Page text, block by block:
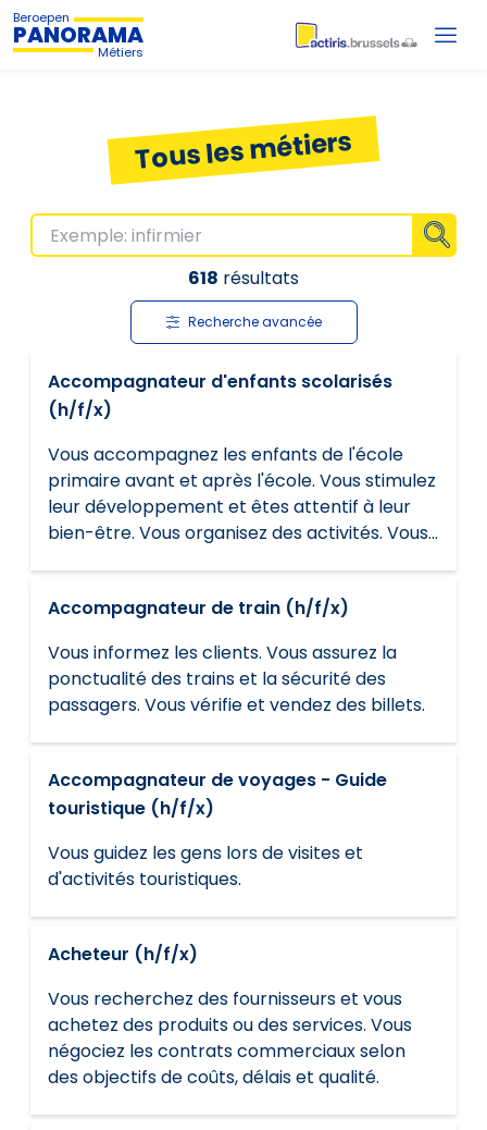
Beroepen
PANORAMA
Métiers
Tous les métiers
Recherche avancée
618 résultats
Accompagnateur d'enfants scolarisés
(h/f/x)
Vous accompagnez les enfants de l'école
primaire avant et après l'école. Vous stimulez
leur développement et êtes attentif à leur
bien-être. Vous organisez des activités. Vous
Accompagnateur de train (h/f/x)
Vous informez les clients. Vous assurez la
ponctualité des trains et la sécurité des
passagers. Vous vérifie et vendez des billets.
Accompagnateur de voyages - Guide
touristique (h/f/x)
Vous guidez les gens lors de visites et
d'activités touristiques.
Acheteur (h/f/x)
Vous recherchez des fournisseurs et vous
achetez des produits ou des services. Vous
négociez les contrats commerciaux selon
des objectifs de coûts, délais et qualité.